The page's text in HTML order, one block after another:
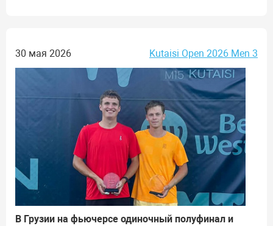
30 мая 2026 Kutaisi Open 2026 Men 3
В Грузии на фьючерсе одиночный полуфинал и